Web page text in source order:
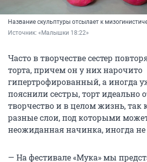
Название скульптуры отсылает к
Источник: «Малышки 18:22»
Часто в творчестве сестер
торта, причем он у них нарочито
гипертрофированный, а иногда
пояснили сестры, торт идеально
творчество и в целом жизнь, так
разные слои, под которыми
неожиданная начинка, иногда не
— На фестивале «Мука» мы